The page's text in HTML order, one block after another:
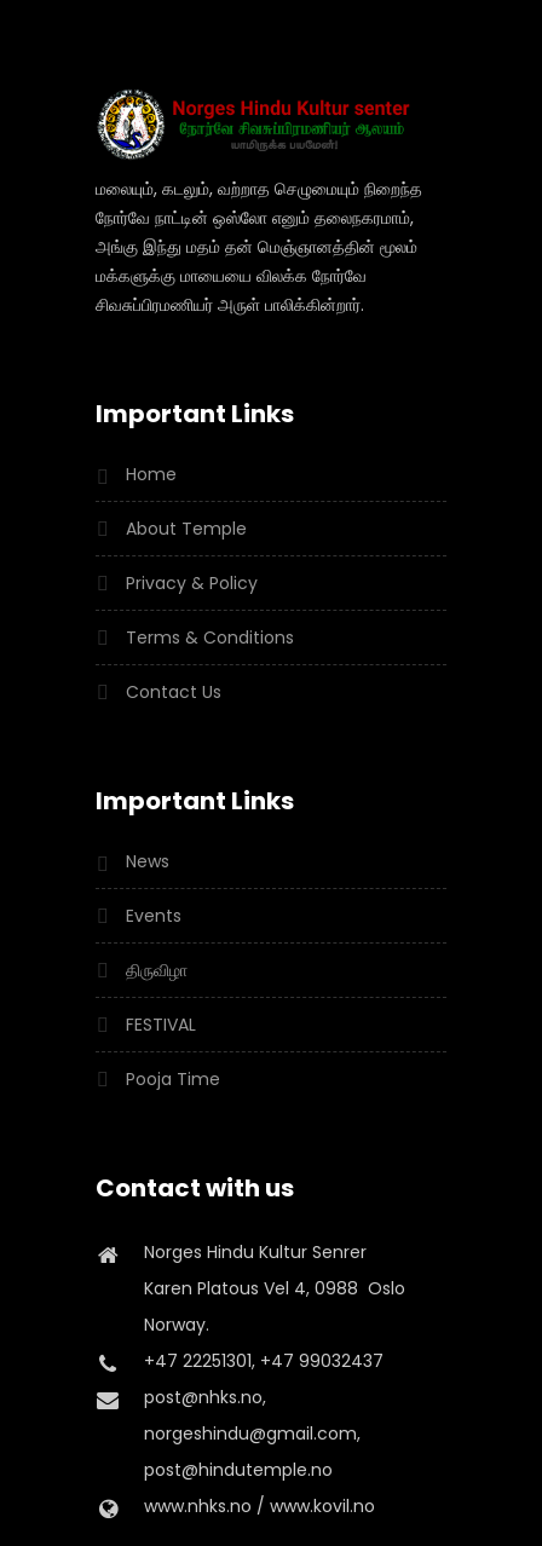
மலையும், கடலும், வற்றாத செழுமையும் நிறைந்த
நோர்வே நாட்டின் ஒஸ்லோ எனும் தலைநகரமாம்,
அங்கு இந்து மதம் தன் மெஞ்ஞானத்தின் மூலம்
மக்களுக்கு மாயையை விலக்க நோர்வே
சிவசுப்பிரமணியர் அருள் பாலிக்கின்றார்.
Important Links
Home
About Temple
Privacy & Policy
Terms & Conditions
Contact Us
Important Links
News
Events
திருவிழா
FESTIVAL
Pooja Time
Contact with us
Norges Hindu Kultur Senrer
Karen Platous Vel 4, 0988 Oslo
Norway.
+47 22251301, +47 99032437
post@nhks.no,
norgeshindu@gmail.com,
post@hindutemple.no
www.nhks.no / www.kovil.no